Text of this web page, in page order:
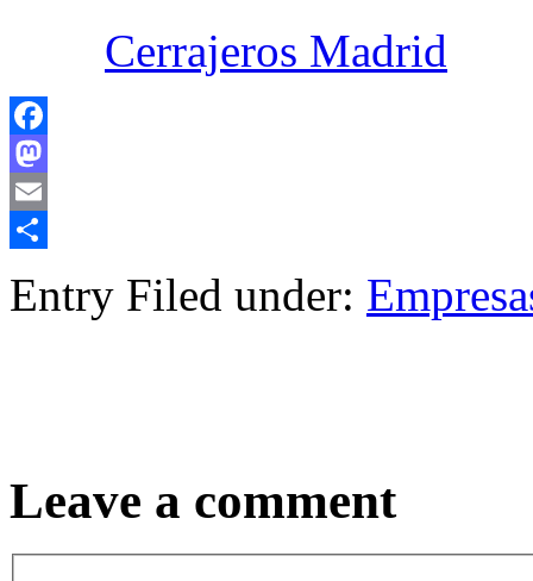
Cerrajeros Madrid
Facebook
Mastodon
Email
Entry Filed under:
Leave a comment